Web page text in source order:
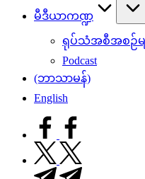
မီဒီယာကဏ္ဍ
ရုပ်သံအစီအစဉ်မျ
Podcast
(ဘာသာမန်)
English
facebook.com
twitter.com
t.me